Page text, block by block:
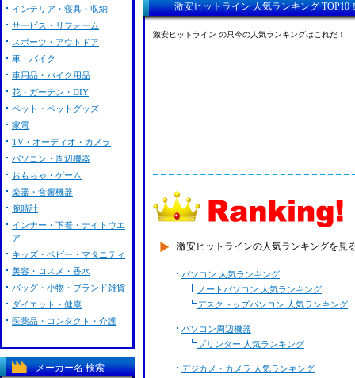
激安ヒットライン 人気ランキング TOP10
激安ヒットライン の只今の人気ランキングはこれだ！
激安ヒットラインの人気ランキングを見
パソコン 人気ランキング
ノートパソコン 人気ランキング
デスクトップパソコン 人気ランキング
パソコン周辺機器
プリンター 人気ランキング
デジカメ・カメラ 人気ランキング
インテリア・寝具・収納
サービス・リフォーム
スポーツ・アウトドア
車・バイク
車用品・バイク用品
花・ガーデン・DIY
ペット・ペットグッズ
家電
TV・オーディオ・カメラ
パソコン・周辺機器
おもちゃ・ゲーム
楽器・音響機器
腕時計
インナー・下着・ナイトウエ
ア
キッズ・ベビー・マタニティ
美容・コスメ・香水
バッグ・小物・ブランド雑貨
ダイエット・健康
医薬品・コンタクト・介護
メーカー名 検索